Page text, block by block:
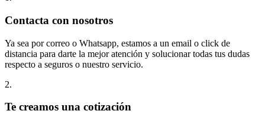
Contacta con nosotros
Ya sea por correo o Whatsapp, estamos a un email o click de
distancia para darte la mejor atención y solucionar todas tus dudas
respecto a seguros o nuestro servicio.
2.
Te creamos una cotización